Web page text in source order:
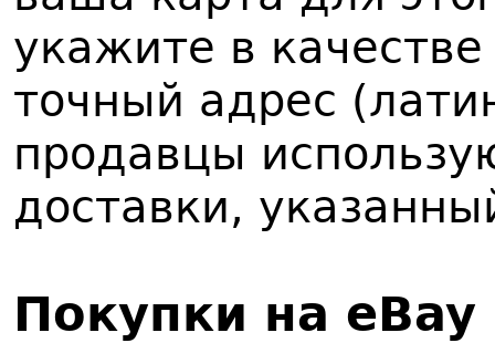
укажите в
точный адрес
продавцы
доставки,
Покупки на eBay